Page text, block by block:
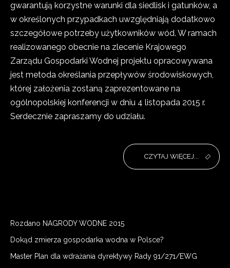
gwarantują korzystne warunki dla siedlisk i gatunków, a
w określonych przypadkach uwzględniają dodatkowo
szczegółowe potrzeby użytkowników wód. W ramach
realizowanego obecnie na zlecenie Krajowego
Zarządu Gospodarki Wodnej projektu opracowywana
jest metoda określania przepływów środowiskowych,
której założenia zostaną zaprezentowane na
ogólnopolskiej konferencji w dniu 4 listopada 2015 r.
Serdecznie zapraszamy do udziału.
CZYTAJ WIĘCEJ...
Rozdano NAGRODY WODNE 2015
Dokąd zmierza gospodarka wodna w Polsce?
Master Plan dla wdrażania dyrektywy Rady 91/271/EWG